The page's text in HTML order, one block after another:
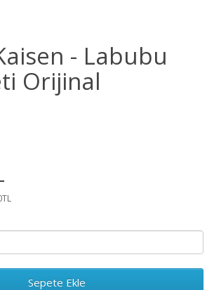
- Labubu
Orijinal
Sepete Ekle